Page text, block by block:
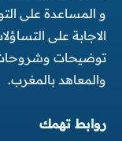
و المساعدة على
الاجابة على
توضيحات
والمعاهد بالمغرب.
روابط تهمك